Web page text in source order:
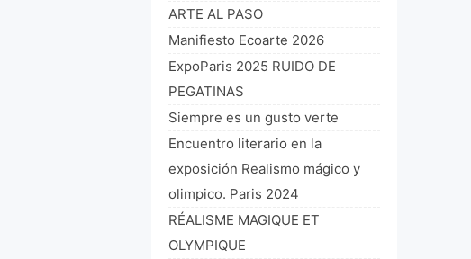
ARTE AL PASO
Manifiesto Ecoarte 2026
ExpoParis 2025 RUIDO DE
PEGATINAS
Siempre es un gusto verte
Encuentro literario en la
exposición Realismo mágico y
olimpico. Paris 2024
RÉALISME MAGIQUE ET
OLYMPIQUE